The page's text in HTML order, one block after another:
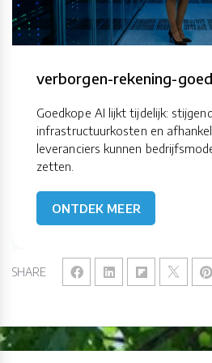
SHARE
verborgen-rekening-
Goedkope AI lijkt tijdelijk:
infrastructuurkosten en
leveranciers kunnen
zetten.
ONTDEK MEER